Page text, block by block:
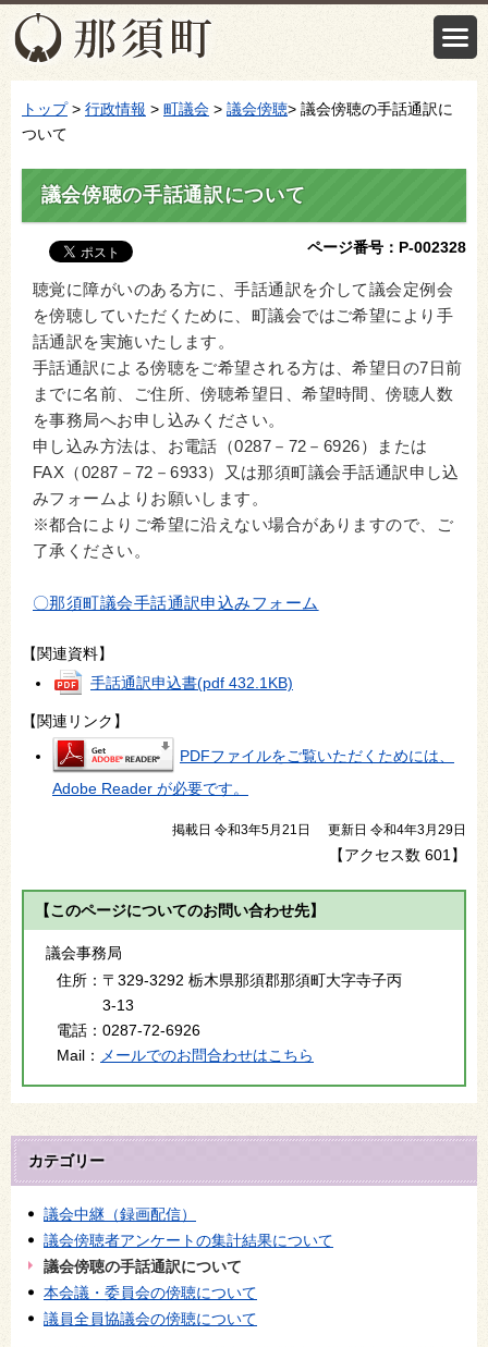
トップ> 行政情報 > 町議会 > 議会傍聴> 議会傍聴の手話通訳に
ついて
議会傍聴の手話通訳について
ページ番号：P-002328
聴覚に障がいのある方に、手話通訳を介して議会定例会
を傍聴していただくために、町議会ではご希望により手
話通訳を実施いたします。
手話通訳による傍聴をご希望される方は、希望日の7日前
までに名前、ご住所、傍聴希望日、希望時間、傍聴人数
を事務局へお申し込みください。
申し込み方法は、お電話（0287－72－6926）または
FAX（0287－72－6933）又は那須町議会手話通訳申し込
みフォームよりお願いします。
※都合によりご希望に沿えない場合がありますので、ご
了承ください。
〇那須町議会手話通訳申込みフォーム
【関連資料】
手話通訳申込書(pdf 432.1KB)
【関連リンク】
PDFファイルをご覧いただくためには、
Adobe Reader が必要です。
掲載日 令和3年5月21日 更新日 令和4年3月29日
【アクセス数 601 】
【このページについてのお問い合わせ先】
議会事務局
住所： 〒329-3292 栃木県那須郡那須町大字寺子丙
3-13
電話： 0287-72-6926
Mail：
メールでのお問合わせはこちら
カテゴリー
議会中継（録画配信）
議会傍聴者アンケートの集計結果について
議会傍聴の手話通訳について
本会議・委員会の傍聴について
議員全員協議会の傍聴について